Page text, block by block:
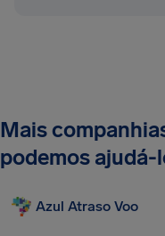
Mais
podemos ajudá-
Azul Atraso Voo